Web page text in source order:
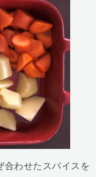
合わせたスパイスを